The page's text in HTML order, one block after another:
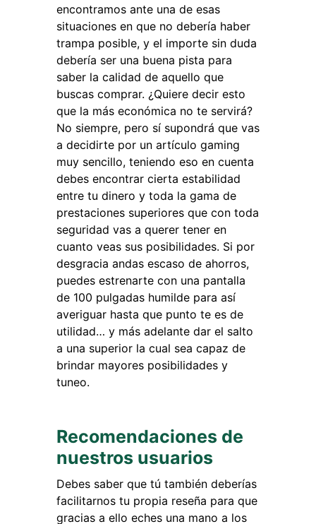
encontramos ante una de esas
situaciones en que no debería haber
trampa posible, y el importe sin duda
debería ser una buena pista para
saber la calidad de aquello que
buscas comprar. ¿Quiere decir esto
que la más económica no te servirá?
No siempre, pero sí supondrá que vas
a decidirte por un artículo gaming
muy sencillo, teniendo eso en cuenta
debes encontrar cierta estabilidad
entre tu dinero y toda la gama de
prestaciones superiores que con toda
seguridad vas a querer tener en
cuanto veas sus posibilidades. Si por
desgracia andas escaso de ahorros,
puedes estrenarte con una pantalla
de 100 pulgadas humilde para así
averiguar hasta que punto te es de
utilidad… y más adelante dar el salto
a una superior la cual sea capaz de
brindar mayores posibilidades y
tuneo.
Recomendaciones de
nuestros usuarios
Debes saber que tú también deberías
facilitarnos tu propia reseña para que
gracias a ello eches una mano a los